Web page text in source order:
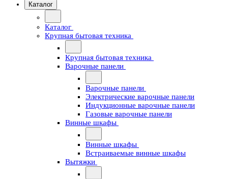
Каталог
Каталог
Крупная бытовая техника
Крупная бытовая техника
Варочные панели
Варочные панели
Электрические варочные панели
Индукционные варочные панели
Газовые варочные панели
Винные шкафы
Винные шкафы
Встраиваемые винные шкафы
Вытяжки